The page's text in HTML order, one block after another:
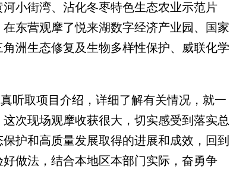
小街湾、沾化冬枣特色生态农业示范片
东营观摩了悦来湖数字经济产业园、国家
洲生态修复及生物多样性保护、威联化学
取项目介绍，详细了解有关情况，就一
次现场观摩收获很大，切实感受到落实总
护和高质量发展取得的进展和成效，回到
做法，结合本地区本部门实际，奋勇争